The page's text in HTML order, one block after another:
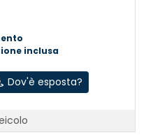
inclusa
Dov'è esposta?